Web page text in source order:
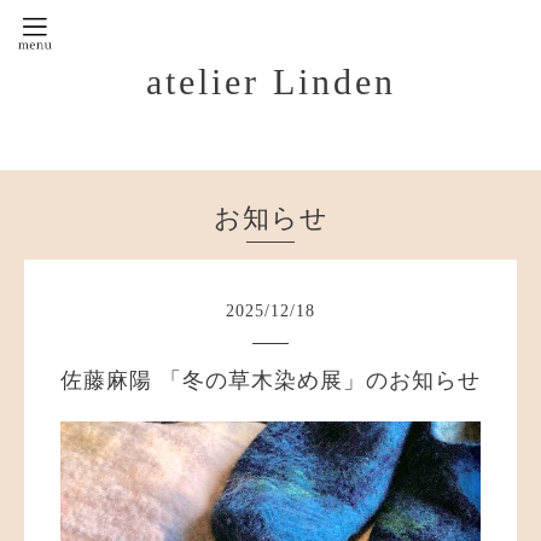
atelier Linden
お知らせ
2025/12/18
佐藤麻陽 「冬の草木染め展」のお知らせ